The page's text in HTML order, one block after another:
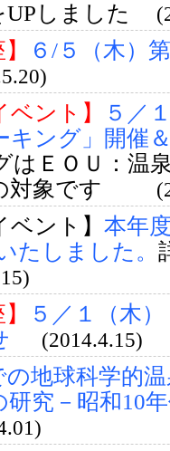
UPしました
６/５（木）
ベント】
５／
キング」開催
ＥＯＵ：温
の対象です
ベント】 本年
たしました。
５／１（木
(2014.4.15)
の地球科学的
研究－昭和10